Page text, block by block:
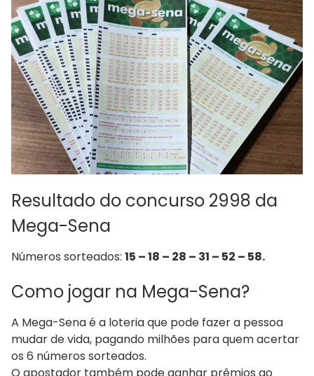
Resultado do concurso 2998 da
Mega-Sena
Números sorteados: 15 – 18 – 28 – 31 – 52 – 58.
Como jogar na Mega-Sena?
A Mega-Sena é a loteria que pode fazer a pessoa
mudar de vida, pagando milhões para quem acertar
os 6 números sorteados.
O apostador também pode ganhar prêmios ao